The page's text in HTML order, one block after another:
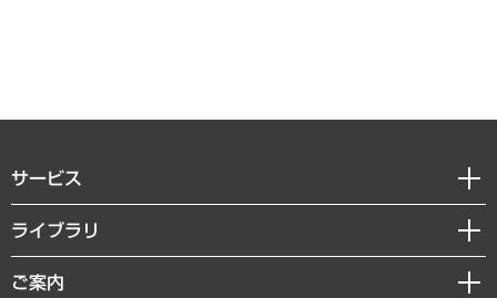
サービス
経営戦略
組織・人事戦略
デジタルイノベーション
ライブラリ
経済調査
ご案内